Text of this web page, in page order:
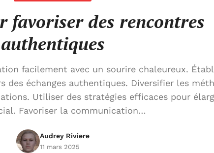
favoriser des rencontres
authentiques
facilement avec un sourire chaleureux.
des échanges authentiques. Diversifier les
Utiliser des stratégies efficaces pour
Favoriser la communication…
Audrey Riviere
11 mars 2025